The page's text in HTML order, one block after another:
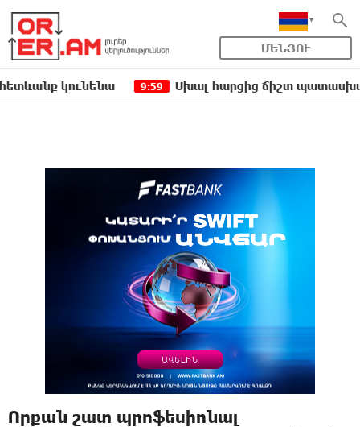
ՄԵՆՅՈՒ
կունենա 9:59 Սխալ հարցից ճիշտ պատասխան չի
Որքան շատ պրոֆեսիոնալ